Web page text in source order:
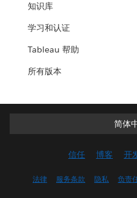
知识库
学习和认证
Tableau 帮助
所有版本
简体
简体
信任 博客 开
法律 服务条款 隐私 负责